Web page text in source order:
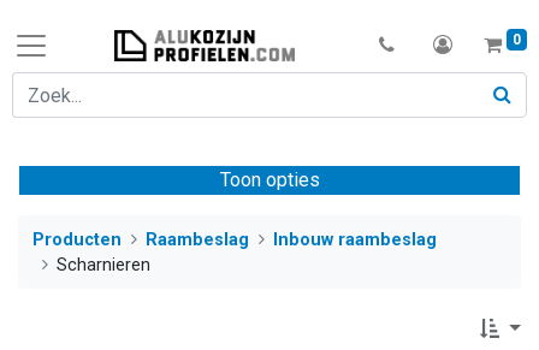
0
Toon opties
Producten Raambeslag
Inbouw raambeslag
Scharnieren